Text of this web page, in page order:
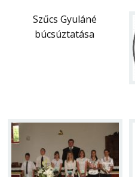
Szűcs Gyuláné
búcsúztatása